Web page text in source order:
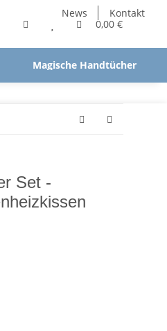
News
Kontakt
0,00 €
Magische Handtücher
Set -